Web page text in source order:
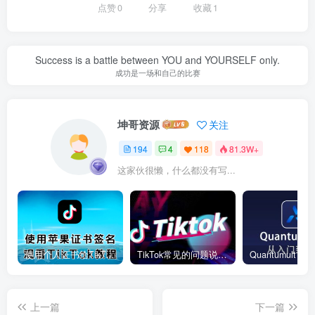
点赞0 分享 收藏1
Success is a battle between YOU and YOURSELF only.
成功是一场和自己的比赛
坤哥资源 关注
194 4 118 81.3W+
这家伙很懒，什么都没有写...
使用个人证书给TikTok签名安装(视频) TikTok常见的问题说明和解决方法
上一篇
下一篇